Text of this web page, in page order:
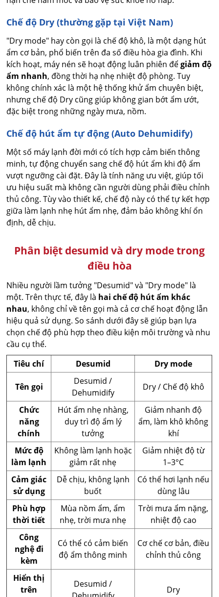
Chế độ Dry (thường gặp tại Việt Nam)
"Dry mode" hay còn gọi là chế độ khô, là một dạng hút
ẩm cơ bản, phổ biến trên đa số điều hòa gia đình. Khi
kích hoạt, máy nén sẽ hoạt động luân phiên đểgiảm độ
ẩm nhanh, đồng thời hạ nhẹ nhiệt độ phòng. Tuy
không chính xác là một hệ thống khử ẩm chuyên biệt,
nhưng chế độ Dry cũng giúp không gian bớt ẩm ướt,
đặc biệt trong những ngày mưa, nồm.
Chế độ hút ẩm tự động (Auto Dehumidify)
Một số máy lạnh đời mới có tích hợp cảm biến thông
minh, tự động chuyển sang chế độ hút ẩm khi độ ẩm
vượt ngưỡng cài đặt. Đây là tính năng ưu việt, giúp tối
ưu hiệu suất mà không cần người dùng phải điều chỉnh
thủ công. Tùy vào thiết kế, chế độ này có thể tự kết hợp
giữa làm lạnh nhẹ hút ẩm nhẹ, đảm bảo không khí ổn
định, dễ chịu.
Phân biệt desumid và dry mode trong
điều hòa
Nhiều người lầm tưởng "Desumid" và "Dry mode" là
một. Trên thực tế, đây là hai chế độ hút ẩm khác
nhau, không chỉ về tên gọi mà cả cơ chế hoạt động lẫn
hiệu quả sử dụng. So sánh dưới đây sẽ giúp bạn lựa
chọn chế độ phù hợp theo điều kiện môi trường và nhu
cầu cụ thể.
Tiêu chí
Desumid Dry mode
Tên gọi
Desumid /
Dehumidify
Dry / Chế độ khô
Chức
năng
chính
Hút ẩm nhẹ nhàng,
duy trì độ ẩm lý
tưởng
Giảm nhanh độ
ẩm, làm khô không
khí
Mức độ
làm lạnh
Không làm lạnh hoặc
giảm rất nhẹ
Giảm nhiệt độ từ
1–3°C
Cảm giác
sử dụng
Dễ chịu, không lạnh
buốt
Có thể hơi lạnh nếu
dùng lâu
Phù hợp
thời tiết
Mùa nồm ẩm, ẩm
nhẹ, trời mưa nhẹ
Trời mưa ẩm nặng,
nhiệt độ cao
Công
nghệ đi
kèm
Có thể có cảm biến
độ ẩm thông minh
Cơ chế cơ bản, điều
chỉnh thủ công
Hiển thị
trên
Desumid /
Dry